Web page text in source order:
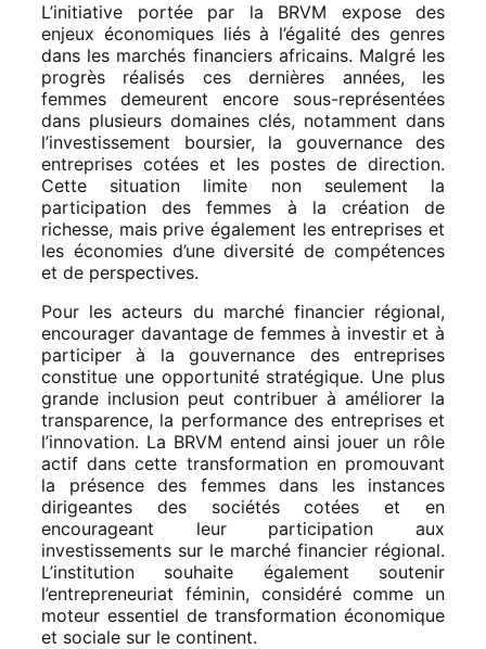
L’initiative portée par la BRVM expose des
enjeux économiques liés à l’égalité des genres
dans les marchés financiers africains. Malgré les
progrès réalisés ces dernières années, les
femmes demeurent encore sous-représentées
dans plusieurs domaines clés, notamment dans
l’investissement boursier, la gouvernance des
entreprises cotées et les postes de direction.
Cette situation limite non seulement la
participation des femmes à la création de
richesse, mais prive également les entreprises et
les économies d’une diversité de compétences
et de perspectives.
Pour les acteurs du marché financier régional,
encourager davantage de femmes à investir et à
participer à la gouvernance des entreprises
constitue une opportunité stratégique. Une plus
grande inclusion peut contribuer à améliorer la
transparence, la performance des entreprises et
l’innovation. La BRVM entend ainsi jouer un rôle
actif dans cette transformation en promouvant
la présence des femmes dans les instances
dirigeantes des sociétés cotées et en
encourageant leur participation aux
investissements sur le marché financier régional.
L’institution souhaite également soutenir
l’entrepreneuriat féminin, considéré comme un
moteur essentiel de transformation économique
et sociale sur le continent.